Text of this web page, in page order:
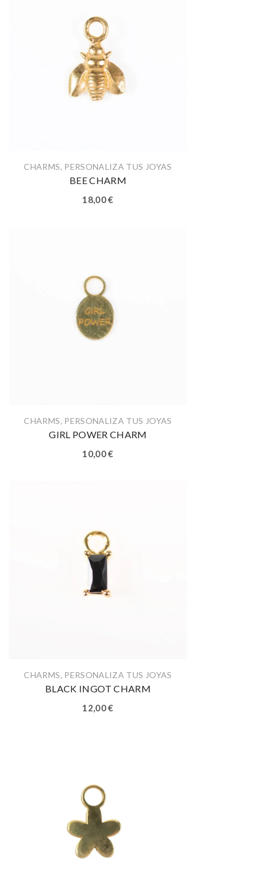
CHARMS, PERSONALIZA TUS JOYAS
BEE CHARM
18,00€
CHARMS, PERSONALIZA TUS JOYAS
GIRL POWER CHARM
10,00€
CHARMS, PERSONALIZA TUS JOYAS
BLACK INGOT CHARM
12,00€